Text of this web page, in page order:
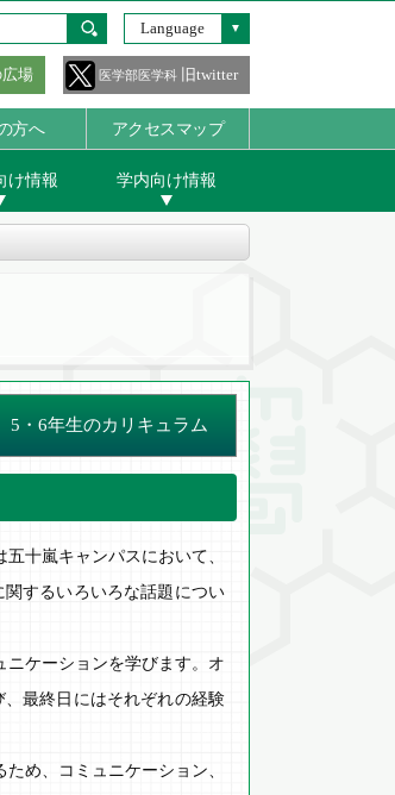
場 医学部医学科 旧twitter
Language
方へ アクセスマップ
け情報 学内向け情報
5・6年生のカリキュラム
十嵐キャンパスにおいて、
するいろいろな話題につい
ケーションを学びます。オ
最終日にはそれぞれの経験
め、コミュニケーション、